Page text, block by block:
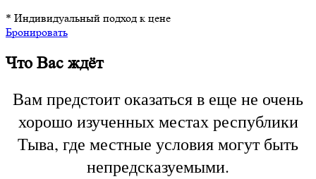
* Индивидуальный подход к цене
Бронировать
Что Вас ждёт
Вам предстоит оказаться в еще не очень
хорошо изученных местах республики
Тыва, где местные условия могут быть
непредсказуемыми.